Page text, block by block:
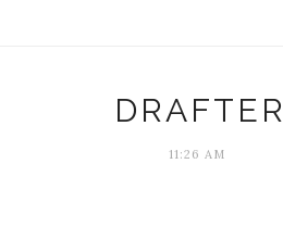
DRAFTER
11:26 AM